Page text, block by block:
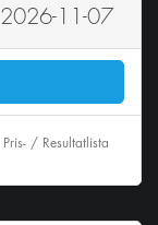
2026-11-07
Pris- / Resultatlista